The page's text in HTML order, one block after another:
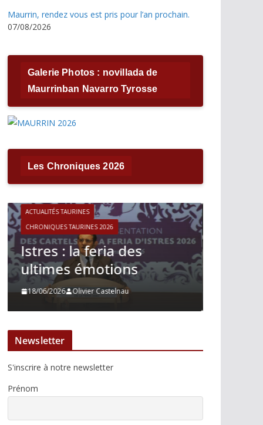
Maurrin, rendez vous est pris pour l’an prochain.
07/08/2026
Galerie Photos : novillada de
Maurrinban Navarro Tyrosse
Les Chroniques 2026
ACTUALITÉS TAURINES
CHRONIQUES TAURINES 2026
Víctor Hernández : le
courage immobile
13/06/2026 Tertulias
Newsletter
S'inscrire à notre newsletter
Prénom